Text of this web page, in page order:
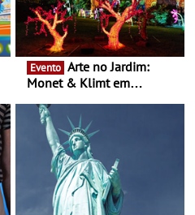
Evento
Monet & Klimt em
ao final de Setembro -
Experiência luminosa no
jardim do Museu de
Alberto Sampaio